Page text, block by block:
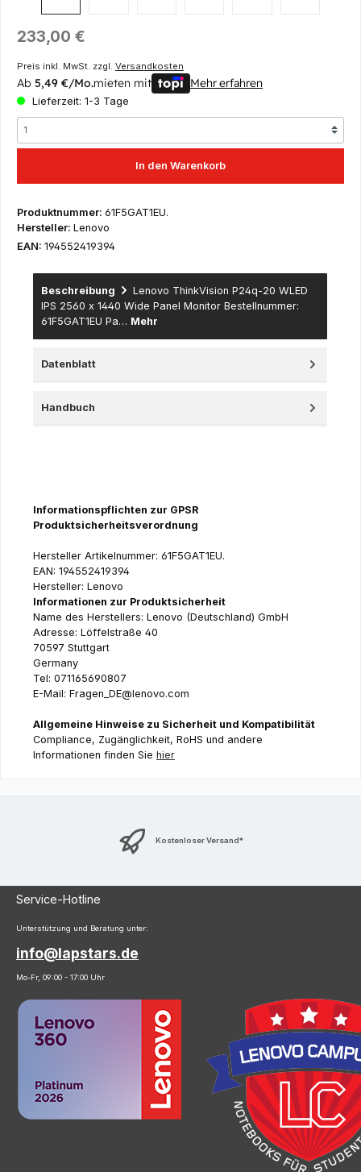
Regulärer Preis:
233,00 €
Preis inkl. MwSt. zzgl. Versandkosten
Ab 5,49 €/Mo.mieten mit Mehr erfahren
Lieferzeit: 1-3 Tage
In den Warenkorb
Produktnummer: 61F5GAT1EU.
Hersteller: Lenovo
EAN: 194552419394
Beschreibung
Lenovo ThinkVision P24q-20 WLED
IPS 2560 x 1440 Wide Panel Monitor Bestellnummer:
61F5GAT1EU Pa… Mehr
Datenblatt
Handbuch
Informationspflichten zur GPSR
Produktsicherheitsverordnung
Hersteller Artikelnummer: 61F5GAT1EU.
EAN: 194552419394
Hersteller: Lenovo
Informationen zur Produktsicherheit
Name des Herstellers: Lenovo (Deutschland) GmbH
Adresse: Löffelstraße 40
70597 Stuttgart
Germany
Tel: 071165690807
E-Mail: Fragen_DE@lenovo.com
Allgemeine Hinweise zu Sicherheit und Kompatibilität
Compliance, Zugänglichkeit, RoHS und andere
Informationen finden Sie hier
Kostenloser Versand*
Service-Hotline
Unterstützung und Beratung unter:
info@lapstars.de
Mo-Fr, 09:00 - 17:00 Uhr